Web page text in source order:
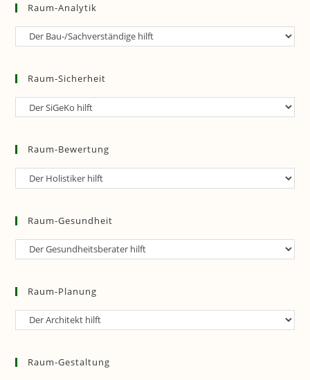
Raum-Analytik
Raum-
Raum-Sicherheit
Raum-
Raum-Bewertung
Raum-
Raum-Gesundheit
Raum-
Raum-Planung
Raum-
Raum-Gestaltung